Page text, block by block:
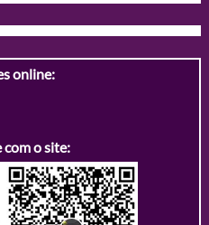
online:
o site: